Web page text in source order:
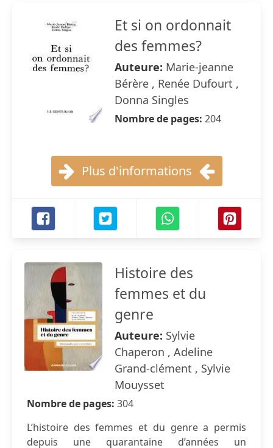
Et si on ordonnait
des femmes?
Auteure: Marie-jeanne
Bérère , Renée Dufourt ,
Donna Singles
Nombre de pages: 204
Plus d'informations
Histoire des
femmes et du
genre
Auteure: Sylvie
Chaperon , Adeline
Grand-clément , Sylvie
Mouysset
Nombre de pages: 304
L’histoire des femmes et du genre a permis
depuis une quarantaine d’années un